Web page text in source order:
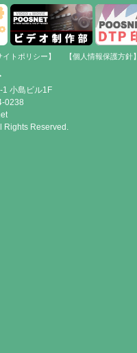
イトポリシー】 【個人情報保護方針】
1 小島ビル1F
0238
Reserved.